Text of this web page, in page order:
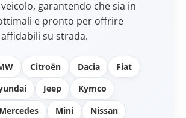
garantendo che sia in
e pronto per offrire
su strada.
Citroën Dacia
Fiat
Jeep
Kymco
Mercedes Mini
Nissan